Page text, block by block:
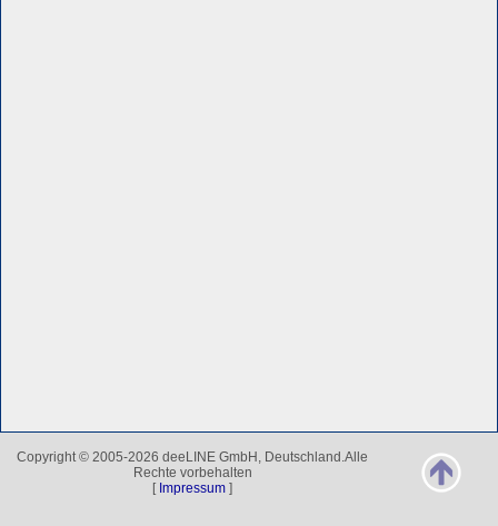
Copyright © 2005-2026 deeLINE GmbH, Deutschland.Alle
Rechte vorbehalten
[ Impressum ]